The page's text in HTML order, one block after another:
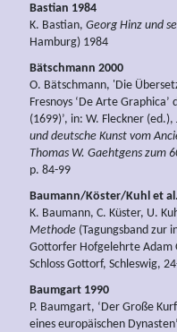
Bastian 1984
K. Bastian, Georg Hinz und
Hamburg) 1984
Bätschmann 2000
O. Bätschmann, 'Die
Fresnoys ‘De Arte
(1699)’, in: W. Fleckner (ed.),
und deutsche Kunst vom
Thomas W. Gaehtgens zum
p. 84-99
Baumann/Köster/Kuhl et al.
K. Baumann, C. Küster, U.
Methode (Tagungsband zur
Gottorfer Hofgelehrte Adam
Schloss Gottorf, Schleswig,
Baumgart 1990
P. Baumgart, ‘Der Große
eines europäischen